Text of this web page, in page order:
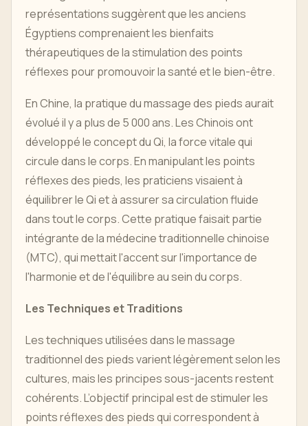
représentations suggèrent que les anciens
Égyptiens comprenaient les bienfaits
thérapeutiques de la stimulation des points
réflexes pour promouvoir la santé et le bien-être.
En Chine, la pratique du massage des pieds aurait
évolué il y a plus de 5 000 ans. Les Chinois ont
développé le concept du Qi, la force vitale qui
circule dans le corps. En manipulant les points
réflexes des pieds, les praticiens visaient à
équilibrer le Qi et à assurer sa circulation fluide
dans tout le corps. Cette pratique faisait partie
intégrante de la médecine traditionnelle chinoise
(MTC), qui mettait l'accent sur l'importance de
l'harmonie et de l'équilibre au sein du corps.
Les Techniques et Traditions
Les techniques utilisées dans le massage
traditionnel des pieds varient légèrement selon les
cultures, mais les principes sous-jacents restent
cohérents. L’objectif principal est de stimuler les
points réflexes des pieds qui correspondent à